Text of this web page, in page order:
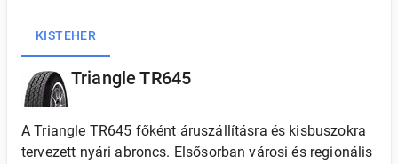
KISTEHER
Triangle TR645
A Triangle TR645 főként áruszállításra és kisbuszokra
tervezett nyári abroncs. Elsősorban városi és regionális